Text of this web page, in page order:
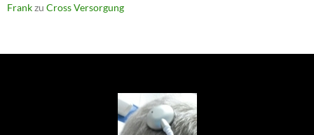
Frankzu Cross Versorgung